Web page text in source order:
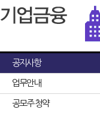
공지사항
업무안내
공모주 청약